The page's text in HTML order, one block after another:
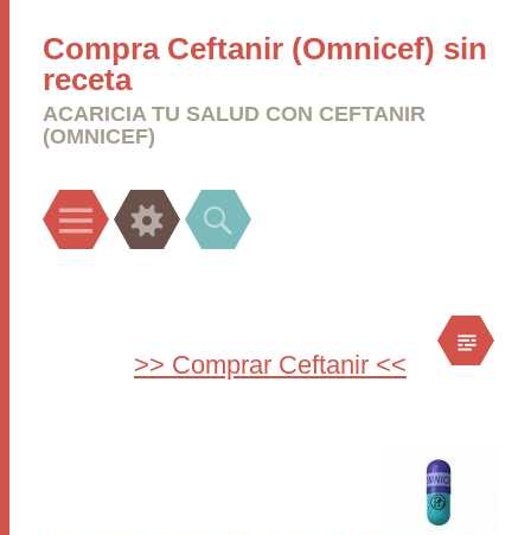
Compra Ceftanir (Omnicef) sin
receta
ACARICIA TU SALUD CON CEFTANIR
(OMNICEF)
Menu Widgets Search
>> Comprar Ceftanir <<